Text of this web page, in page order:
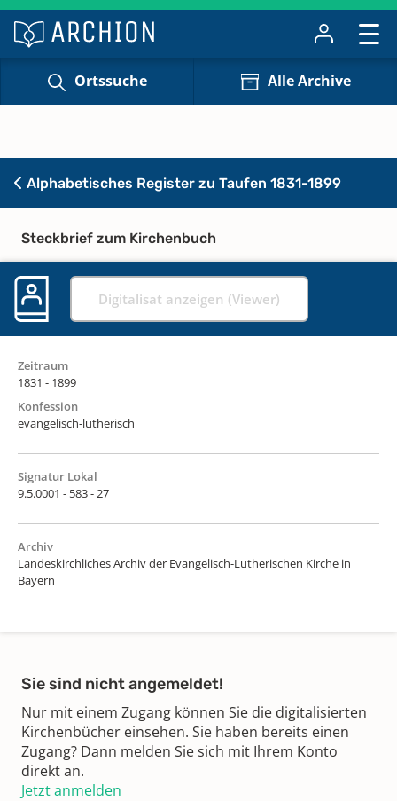
Ortssuche Alle Archive
Alphabetisches Register zu Taufen 1831-1899
Steckbrief zum Kirchenbuch
Digitalisat anzeigen (Viewer)
Zeitraum
1831 - 1899
Konfession
evangelisch-lutherisch
Signatur Lokal
9.5.0001 - 583 - 27
Archiv
Landeskirchliches Archiv der Evangelisch-Lutherischen Kirche in
Bayern
Sie sind nicht angemeldet!
Nur mit einem Zugang können Sie die digitalisierten
Kirchenbücher einsehen. Sie haben bereits einen
Zugang? Dann melden Sie sich mit Ihrem Konto
direkt an.
Jetzt anmelden